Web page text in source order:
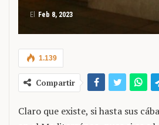
El Feb 8, 2023
1.139
Compartir
Claro que existe, si hasta sus